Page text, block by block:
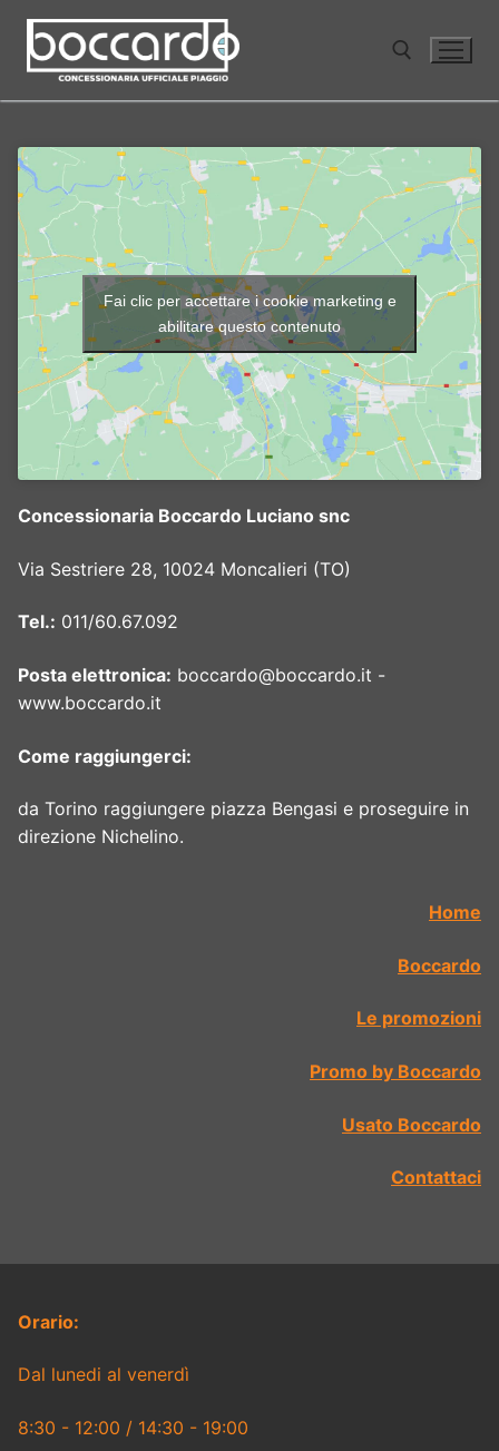
contenuto
Cerca:
Fai clic per accettare i cookie marketing e
abilitare questo contenuto
Concessionaria Boccardo Luciano snc
Via Sestriere 28, 10024 Moncalieri (TO)
Tel.: 011/60.67.092
Posta elettronica: boccardo@boccardo.it -
www.boccardo.it
Come raggiungerci:
da Torino raggiungere piazza Bengasi e proseguire in
direzione Nichelino.
Home
Boccardo
Le promozioni
Promo by Boccardo
Usato Boccardo
Contattaci
Orario:
Dal lunedi al venerdì
8:30 - 12:00 / 14:30 - 19:00